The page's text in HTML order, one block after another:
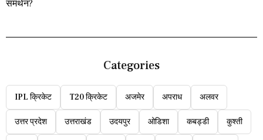
Categories
IPL क्रिकेट T20 क्रिकेट अजमेर अपराध अलवर
उत्तर प्रदेश उत्तराखंड उदयपुर ओडिशा कबड्डी कुश्ती